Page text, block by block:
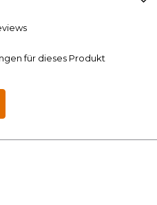
für dieses Produkt